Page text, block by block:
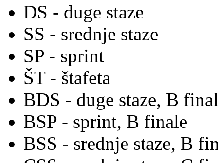
DS - duge staze
SS - srednje staze
SP - sprint
ŠT - štafeta
BDS - duge staze, B
BSP - sprint, B finale
BSS - srednje staze, B